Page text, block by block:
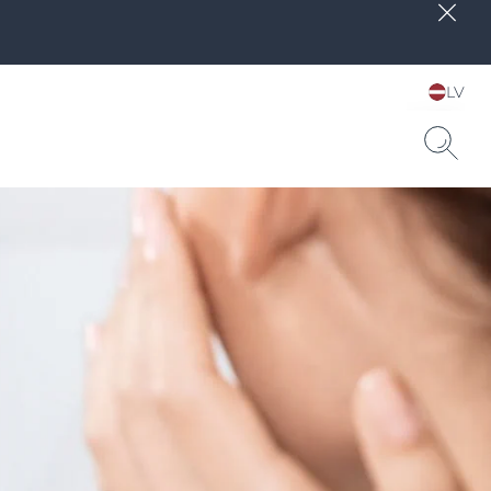
LV
Choose your Language &
Country